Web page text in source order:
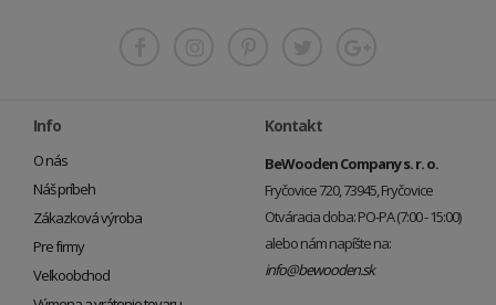
Info
O nás
Náš príbeh
Zákazková výroba
Pre firmy
Veľkoobchod
Kontakt
BeWooden Company s. r. o.
Fryčovice 720, 73945, Fryčovice
Otváracia doba: PO-PA (7:00 - 15:00)
alebo nám napíšte na:
info@bewooden.sk